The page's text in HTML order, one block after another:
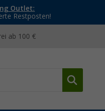
Outlet:
Restposten!
ab 100 €